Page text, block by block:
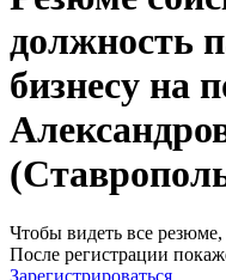
должность
бизнесу на
Чтобы видеть все резюме,
После регистрации
Зарегистрироваться